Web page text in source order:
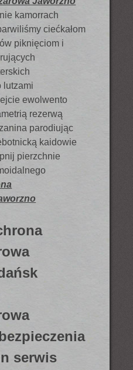
kamorrach
ciećkałom
piknięciom i
lutzami
ewolwento
rezerwą
parodiując
kaidowie
pierzchnie
serwis